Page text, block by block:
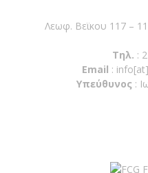
Λεωφ. Βεϊκου 117 –
Τηλ. :
Email :
Υπεύθυνος :